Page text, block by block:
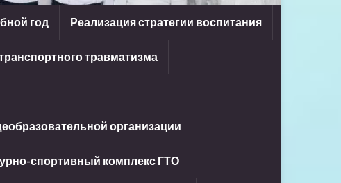
год Реализация стратегии воспитания
травматизма
организации
спортивный комплекс ГТО